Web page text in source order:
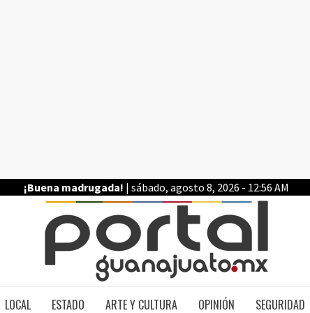
¡Buena madrugada! | sábado, agosto 8, 2026 - 12:56 AM
LOCAL ESTADO ARTE Y CULTURA OPINIÓN SEGURIDAD